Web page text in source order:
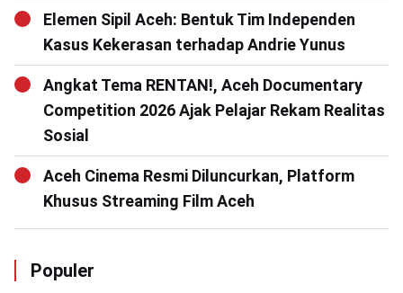
Elemen Sipil Aceh: Bentuk Tim Independen
Kasus Kekerasan terhadap Andrie Yunus
Angkat Tema RENTAN!, Aceh Documentary
Competition 2026 Ajak Pelajar Rekam Realitas
Sosial
Aceh Cinema Resmi Diluncurkan, Platform
Khusus Streaming Film Aceh
Populer